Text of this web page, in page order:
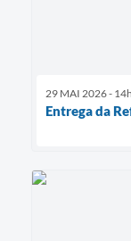
29 MAI 2026 -
Entrega da